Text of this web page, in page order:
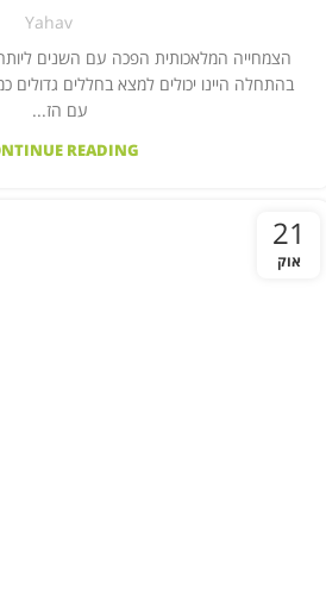
Yahav
הצמחייה המלאכותית הפכה עם השנים ליותר
בהתחלה היינו יכולים למצא בחללים גדולים
עם הז...
READING
21
אוק